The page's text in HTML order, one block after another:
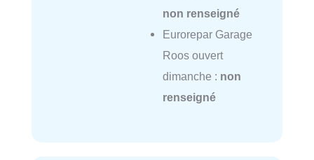
non renseigné
Eurorepar Garage
Roos ouvert
dimanche : non
renseigné